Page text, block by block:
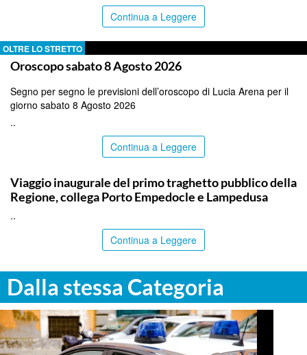
Continua a Leggere
OLTRE LO STRETTO
Oroscopo sabato 8 Agosto 2026
Segno per segno le previsioni dell’oroscopo di Lucia Arena per il
giorno sabato 8 Agosto 2026
..
Continua a Leggere
Viaggio inaugurale del primo traghetto pubblico della
Regione, collega Porto Empedocle e Lampedusa
..
Continua a Leggere
Dalla stessa Categoria